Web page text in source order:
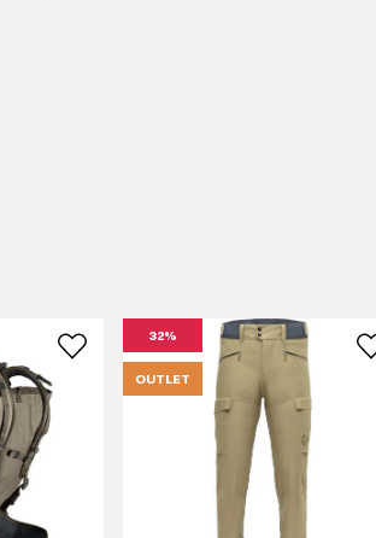
32%
OUTLET